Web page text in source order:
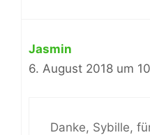
Jasmin
6. August 2018 um
Danke, Sybille,